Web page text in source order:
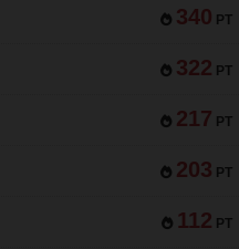
340 PT
322 PT
217 PT
203 PT
112 PT